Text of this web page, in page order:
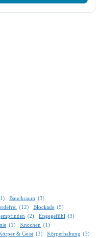
Bauchraum (3)
(12) Blockade (5)
empfinden (2) Engegefühl
(3)
(1) Knochen (1)
& Geist (3) Körperhaltung (3)